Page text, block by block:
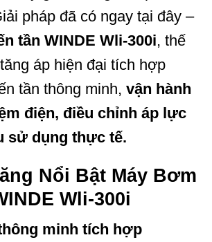
pháp đã có ngay tại đây –
tần WINDE Wli-300i, thế
áp hiện đại tích hợp
tần thông minh, vận hành
điện, điều chỉnh áp lực
sử dụng thực tế.
Nổi Bật Máy Bơm
Wli-300i
minh tích hợp